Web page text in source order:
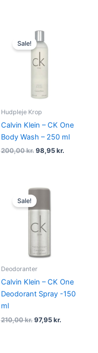
Sale!
Hudpleje Krop
Calvin Klein – CK One
Body Wash – 250 ml
200,00kr.
Original
price
was:
200,00 kr..
98,95kr.
Sale!
Deodoranter
Calvin Klein – CK One
Deodorant Spray -150
ml
210,00kr.
Original
price
was:
210,00 kr..
97,95kr.